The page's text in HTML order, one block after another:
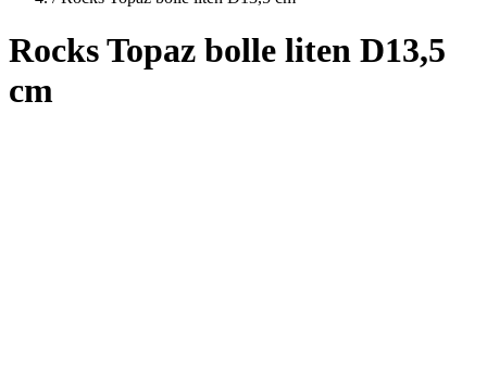
Rocks Topaz bolle liten D13,5
cm